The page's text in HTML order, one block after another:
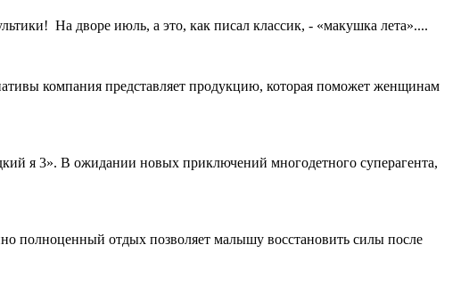
На дворе июль, а это, как писал классик, - «макушка лета»....
компания представляет продукцию, которая поможет женщинам
я 3». В ожидании новых приключений многодетного суперагента,
полноценный отдых позволяет малышу восстановить силы после